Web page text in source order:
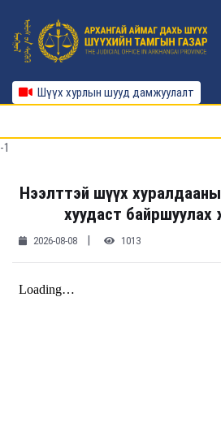
Шүүх хурлын шууд дамжуулалт
-1
Нээлттэй шүүх
хуудаст байршуулах
2026-08-08 1013